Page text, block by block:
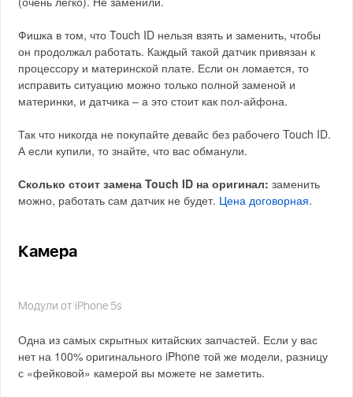
Фишка в том, что Touch ID нельзя взять и заменить, чтобы
он продолжал работать. Каждый такой датчик привязан к
процессору и материнской плате. Если он ломается, то
исправить ситуацию можно только полной заменой и
материнки, и датчика – а это стоит как пол-айфона.
Так что никогда не покупайте девайс без рабочего Touch ID.
А если купили, то знайте, что вас обманули.
Сколько стоит замена Touch ID на оригинал: заменить
можно, работать сам датчик не будет. Цена договорная.
Камера
Модули от iPhone 5s
Одна из самых скрытных китайских запчастей. Если у вас
нет на 100% оригинального iPhone той же модели, разницу
с «фейковой» камерой вы можете не заметить.